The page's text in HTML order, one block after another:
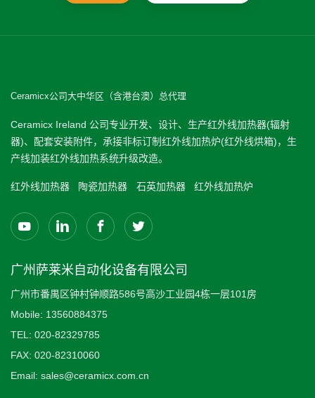
Ceramicx公司大中华区（含港台澳）总代理
Ceramicx Ireland 公司专业开发、设计、生产红外线加热器(辐射
器)、配套安装附件，承接非标订制红外线加热炉(红外线烘箱)，生
产线加装红外线加热系统升级改造。
红外线加热器 陶瓷加热器 石英加热器 红外线加热炉
广州萨莱米自动化设备有限公司
广州市番禺区钟村钟顺路586号高沙工业园4栋一层101房
Mobile: 13560884375
TEL: 020-82329785
FAX: 020-82310060
Email: sales@ceramicx.com.cn